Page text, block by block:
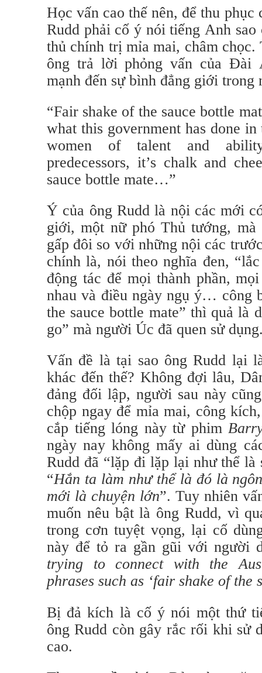
Học vấn cao thế nên, để thu
Rudd phải cố ý nói tiếng Anh
thủ chính trị mỉa mai, châm
ông trả lời phỏng vấn của Đài
mạnh đến sự bình đẳng giới
“Fair shake of the sauce bottle
what this government has done
women of talent and
predecessors, it’s chalk and
sauce bottle mate…”
Ý của ông Rudd là nội các mới
giới, một nữ phó Thủ tướng,
gấp đôi so với những nội các
chính là, nói theo nghĩa đen,
động tác để mọi thành phần,
nhau và điều ngày ngụ ý… công
the sauce bottle mate” thì quả là
go” mà người Úc đã quen sử
Vấn đề là tại sao ông Rudd lại
khác đến thế? Không đợi lâu,
đảng đối lập, người sau này
chộp ngay để mỉa mai, công
cắp tiếng lóng này từ phim
ngày nay không mấy ai dùng
Rudd đã “lặp đi lặp lại như thể là
“Hắn ta làm như thể là đó là
mới là chuyện lớn”. Tuy nhiên
muốn nêu bật là ông Rudd, vì
trong cơn tuyệt vọng, lại cố
này để tỏ ra gần gũi với người
trying to connect with the
phrases such as ‘fair shake of the
Bị đả kích là cố ý nói một thứ
ông Rudd còn gây rắc rối khi
cao.